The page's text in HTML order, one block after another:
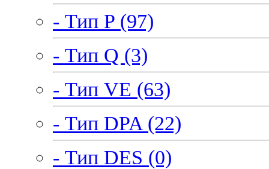
- Тип P (97)
- Тип Q (3)
- Тип VE (63)
- Тип DPA (22)
- Тип DES (0)